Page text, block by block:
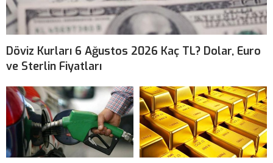
Döviz Kurları 6 Ağustos 2026 Kaç TL? Dolar, Euro
ve Sterlin Fiyatları